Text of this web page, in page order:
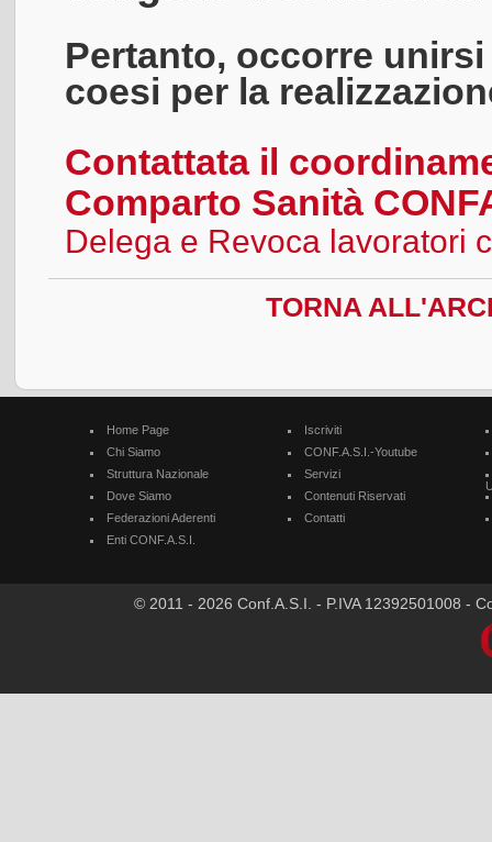
Pertanto, occorre
coesi per la
Contattata il
Comparto Sanità
Delega e Revoca lavoratori
TORNA
Home Page
Chi Siamo
Struttura Nazionale
Dove Siamo
Federazioni Aderenti
Enti CONF.A.S.I.
Iscriviti
CONF.A.S.I.-Youtube
Servizi
Contenuti Riservati
Contatti
© 2011 - 2026 Conf.A.S.I. - P.IVA 12392501008 -